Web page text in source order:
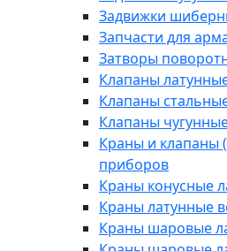
Задвижки
Запчасти для
Затворы
Клапаны
Клапаны
Клапаны
Краны и клапаны
приборов
Краны конусные
Краны латунные
Краны шаровые